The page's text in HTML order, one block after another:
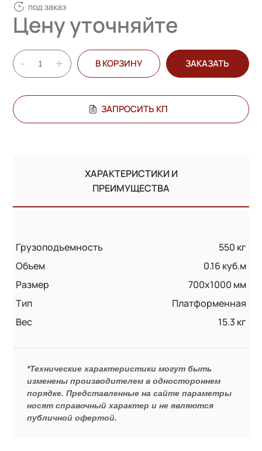
под заказ
Цену уточняйте
- + В КОРЗИНУ ЗАКАЗАТЬ
ЗАПРОСИТЬ КП
ХАРАКТЕРИСТИКИ И
ПРЕИМУЩЕСТВА
Грузоподъемность
550 кг
Объем
0.16 куб.м
Размер
700х1000 мм
Тип
Платформенная
Вес
15.3 кг
*Технические характеристики могут быть
изменены производителем в одностороннем
порядке. Представленные на сайте параметры
носят справочный характер и не являются
публичной офертой.